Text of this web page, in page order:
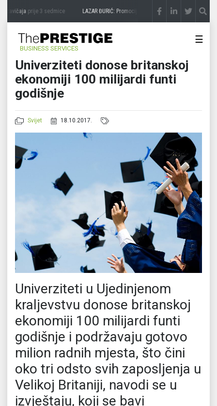
zavičajaprije 3 sedmice LAZAR ĐURIĆ: Promocija potencijal pretvara u destinaciju
BUSINESS SERVICES
☰
Univerziteti donose britanskoj
ekonomiji 100 milijardi funti
godišnje
Svijet 18.10.2017.
Univerziteti u Ujedinjenom
kraljevstvu donose britanskoj
ekonomiji 100 milijardi funti
godišnje i podržavaju gotovo
milion radnih mjesta, što čini
oko tri odsto svih zaposljenja u
Velikoj Britaniji, navodi se u
izvještaju, koji se bavi